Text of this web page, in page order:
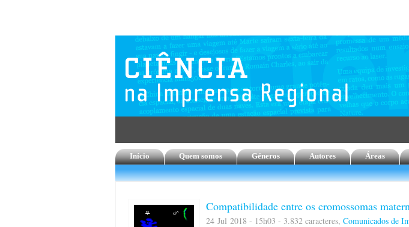
Início Quem somos Géneros Autores Áreas
Compatibilidade entre os cromossomas
24 Jul 2018 - 15h03 - 3.832 caracteres, Comunicados de